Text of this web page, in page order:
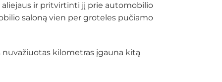
ir pritvirtinti jį prie automobilio
saloną vien per groteles pučiamo
kilometras įgauna kitą